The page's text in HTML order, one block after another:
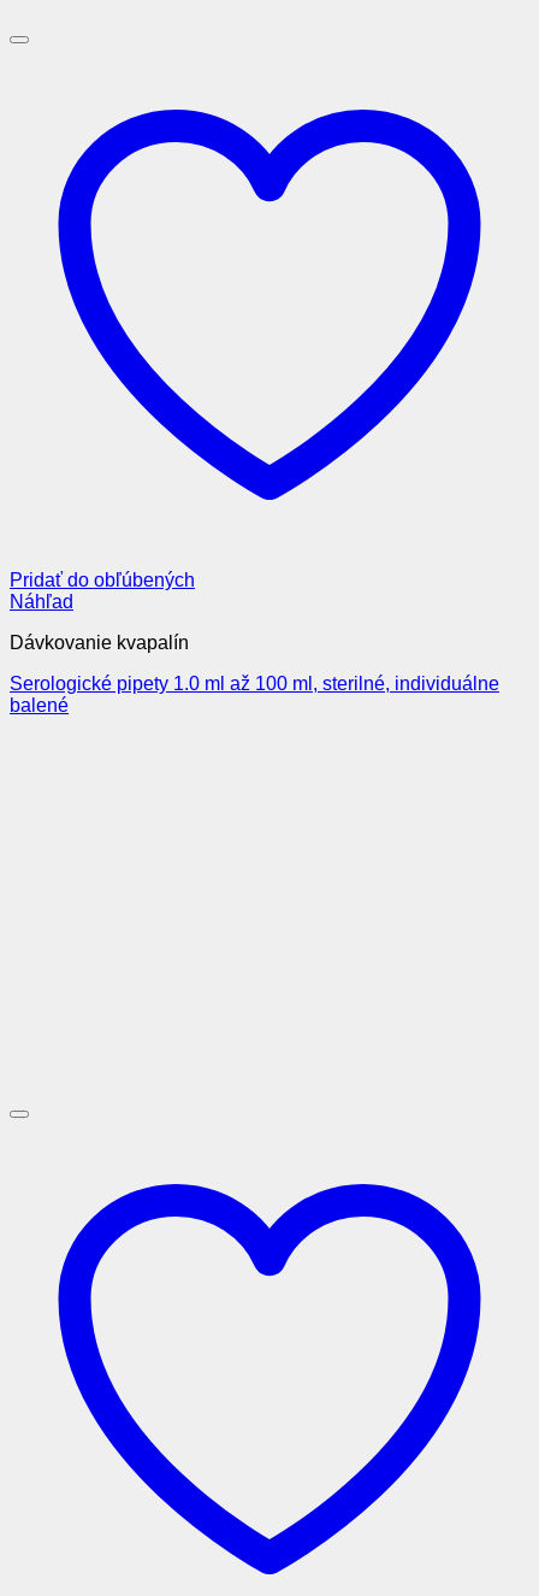
Pridať do obľúbených
Náhľad
Dávkovanie kvapalín
Serologické pipety 1.0 ml až 100 ml, sterilné, individuálne
balené